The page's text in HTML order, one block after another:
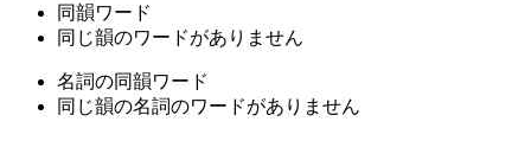
同韻ワード
同じ韻のワードがありません
名詞の同韻ワード
同じ韻の名詞のワードがありません